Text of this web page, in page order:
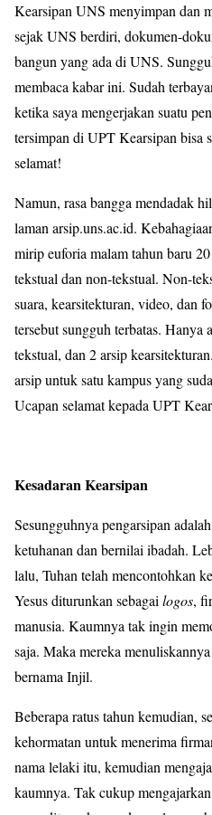
Kearsipan UNS menyimpan dan
sejak UNS berdiri, dokumen-
bangun yang ada di UNS.
membaca kabar ini. Sudah
ketika saya mengerjakan suatu
tersimpan di UPT Kearsipan bisa
selamat!
Namun, rasa bangga mendadak
laman arsip.uns.ac.id.
mirip euforia malam tahun baru
tekstual dan non-tekstual. Non-
suara, kearsitekturan, video, dan
tersebut sungguh terbatas. Hanya
tekstual, dan 2 arsip
arsip untuk satu kampus yang
Ucapan selamat kepada UPT
Kesadaran Kearsipan
Sesungguhnya pengarsipan
ketuhanan dan bernilai ibadah.
lalu, Tuhan telah mencontohkan
Yesus diturunkan sebagailogos,
manusia. Kaumnya tak ingin
saja. Maka mereka
bernama Injil.
Beberapa ratus tahun kemudian,
kehormatan untuk menerima
nama lelaki itu, kemudian
kaumnya. Tak cukup